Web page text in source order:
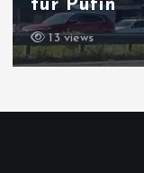
für Putin
13 views